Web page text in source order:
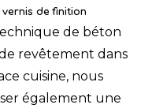
de finition
de béton
revêtement dans
cuisine, nous
également une